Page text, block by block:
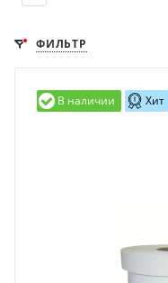
ФИЛЬТР
В наличии Хит